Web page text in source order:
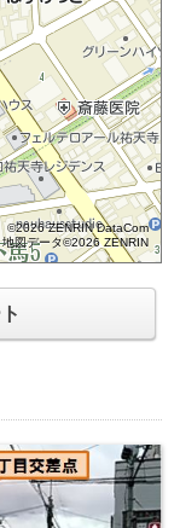
©2026 ZENRIN DataCom
地図データ©2026 ZENRIN